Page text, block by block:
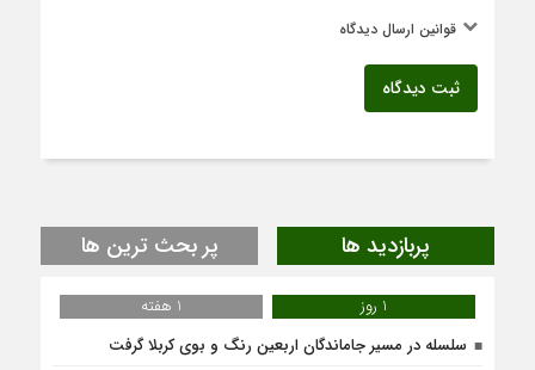
قوانین ارسال دیدگاه
ثبت دیدگاه
پربازدید ها پر بحث ترین ها
1 روز
1 هفته
سلسله در مسیر جاماندگان اربعین رنگ و بوی کربلا گرفت